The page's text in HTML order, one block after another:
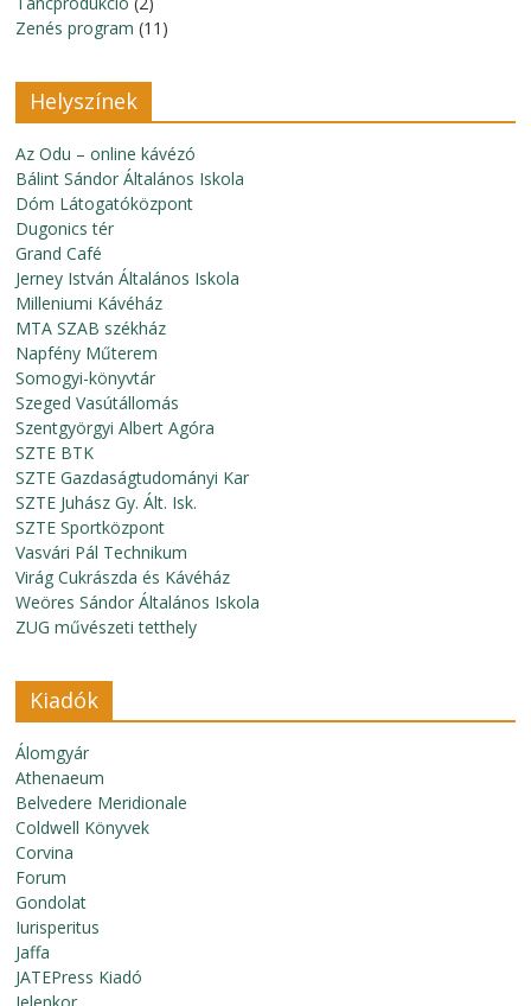
Zenés program (11)
Helyszínek
Az Odu – online kávézó
Bálint Sándor Általános Iskola
Dóm Látogatóközpont
Dugonics tér
Grand Café
Jerney István Általános Iskola
Milleniumi Kávéház
MTA SZAB székház
Napfény Műterem
Somogyi-könyvtár
Szeged Vasútállomás
Szentgyörgyi Albert Agóra
SZTE BTK
SZTE Gazdaságtudományi Kar
SZTE Juhász Gy. Ált. Isk.
SZTE Sportközpont
Vasvári Pál Technikum
Virág Cukrászda és Kávéház
Weöres Sándor Általános Iskola
ZUG művészeti tetthely
Kiadók
Álomgyár
Athenaeum
Belvedere Meridionale
Coldwell Könyvek
Corvina
Forum
Gondolat
Iurisperitus
Jaffa
JATEPress Kiadó